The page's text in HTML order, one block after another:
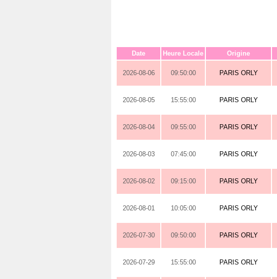
Date Heure Locale Origine
2026-08-06 09:50:00 PARIS ORLY
2026-08-05 15:55:00 PARIS ORLY
2026-08-04 09:55:00 PARIS ORLY
2026-08-03 07:45:00 PARIS ORLY
2026-08-02 09:15:00 PARIS ORLY
2026-08-01 10:05:00 PARIS ORLY
2026-07-30 09:50:00 PARIS ORLY
2026-07-29 15:55:00 PARIS ORLY